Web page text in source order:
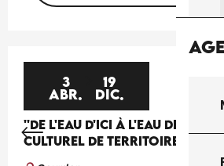
3
ABR.
19
DIC.
''DE L'EAU D'ICI À L'EAU DE LÀ'',
CULTUREL DE TERRITOIRE